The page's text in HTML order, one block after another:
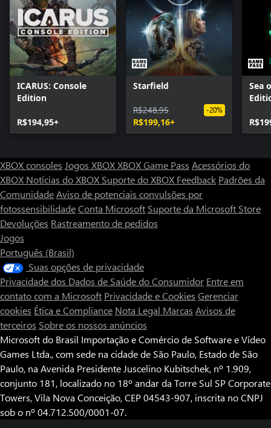
ICARUS: Console
Edition
R$194,95+
Starfield
R$248,95
R$199,16+
-20%
Sea
XBOX consoles Jogos XBOXXBOX Game Pass Acessórios do
XBOX Notícias do XBOX Suporte do XBOX Feedback Padrões da
ComunidadeAviso de potenciais convulsões por
fotossensibilidadeConta Microsoft Suporte da Microsoft Store
Devoluções Rastreamento de pedidos
Jogos
Português (Brasil)
Suas opções de privacidade
Privacidade dos Dados de Saúde do Consumidor Entre em
contato com a Microsoft Privacidade e Cookies Gerenciar
cookies Ética e Compliance Nota Legal Marcas Avisos de
terceiros Sobre os nossos anúncios
Microsoft do Brasil Importação e Comércio de Software e Vídeo
Games Ltda., com sede na cidade de São Paulo, Estado de São
Paulo, na Avenida Presidente Juscelino Kubitschek, nº 1.909,
conjunto 181, localizado no 18º andar da Torre Sul SP Corporate
Towers, Vila Nova Conceição, CEP 04543-907, inscrita no CNPJ
sob o nº 04.712.500/0001-07.